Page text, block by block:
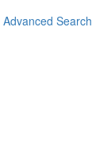
Advanced Search